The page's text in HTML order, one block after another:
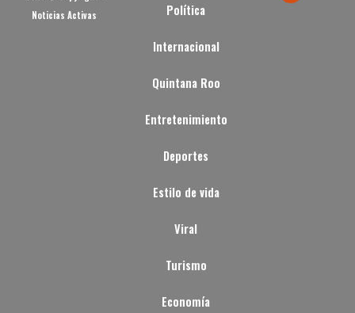
Noticias Activas
Política
Internacional
Quintana Roo
Entretenimiento
Deportes
Estilo de vida
Viral
Turismo
Economía